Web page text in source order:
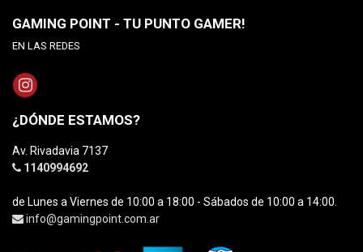
GAMING POINT - TU PUNTO GAMER!
EN LAS REDES
¿DÓNDE ESTAMOS?
Av. Rivadavia 7137
1140994692
de Lunes a Viernes de 10:00 a 18:00 - Sábados de 10:00 a 14:00.
info@gamingpoint.com.ar